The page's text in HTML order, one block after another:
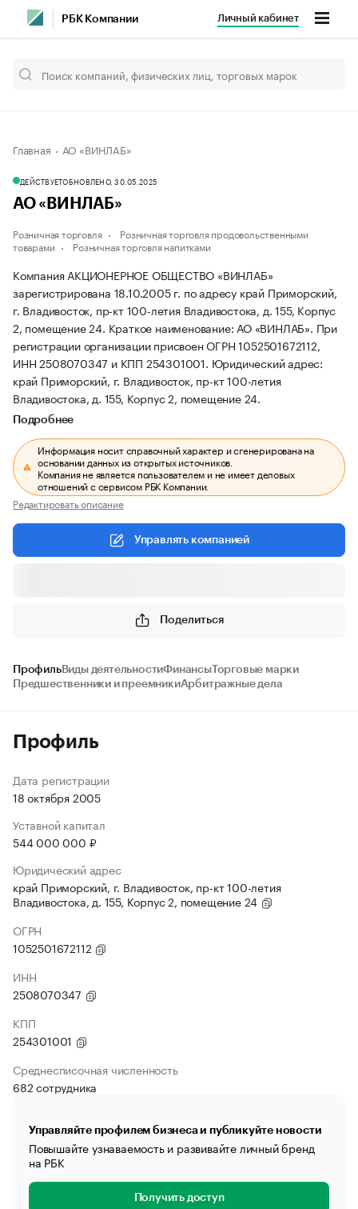
РБК Компании Личный кабинет
Главная АО «ВИНЛАБ»
ДЕЙСТВУЕТОБНОВЛЕНО, 30.05.2025
АО «ВИНЛАБ»
Розничная торговля
Розничная торговля продовольственными
товарами
Розничная торговля напитками
Компания АКЦИОНЕРНОЕ ОБЩЕСТВО «ВИНЛАБ»
зарегистрирована 18.10.2005 г. по адресу край Приморский,
г. Владивосток, пр-кт 100-летия Владивостока, д. 155, Корпус
2, помещение 24. Краткое наименование: АО «ВИНЛАБ». При
регистрации организации присвоен ОГРН 1052501672112,
ИНН 2508070347 и КПП 254301001. Юридический адрес:
край Приморский, г. Владивосток, пр-кт 100-летия
Владивостока, д. 155, Корпус 2, помещение 24.
Подробнее
Информация носит справочный характер и сгенерирована на
основании данных из открытых источников.
Компания не является пользователем и не имеет деловых
отношений с сервисом РБК Компании.
Редактировать описание
Управлять компанией
Поделиться
ПрофильВиды деятельностиФинансыТорговые марки
Предшественники и преемникиАрбитражные дела
Профиль
Дата регистрации
18 октября 2005
Уставной капитал
544 000 000 ₽
Юридический адрес
край Приморский, г. Владивосток, пр-кт 100-летия
Владивостока, д. 155, Корпус 2, помещение 24
ОГРН
1052501672112
ИНН
2508070347
КПП
254301001
Среднесписочная численность
682 сотрудника
Управляйте профилем бизнеса и публикуйте новости
Повышайте узнаваемость и развивайте личный бренд
на РБК
Получить доступ